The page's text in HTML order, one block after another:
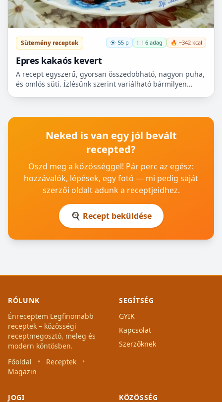
Sütemény receptek 55 p 🍽️ 6 adag 🔥 ~342 kcal
Epres kakaós kevert
A recept egyszerű, gyorsan összedobható, nagyon puha,
és omlós süti. Ízlésünk szerint variálható bármilyen
Neked is van egy jól bevált
recepted?
Oszd meg a közösséggel! Pár perc az egész:
hozzávalók, lépések, egy fotó — mi pedig saját
szerzői oldalt adunk a receptjeidhez.
🍳 Recept beküldése
RÓLUNK
Énreceptem Legfinomabb
receptek – közösségi
receptmegosztó, meleg és
modern köntösben.
Főoldal
• Receptek
•
Magazin
SEGÍTSÉG
GYIK
Kapcsolat
Szerzőknek
JOGI KÖZÖSSÉG